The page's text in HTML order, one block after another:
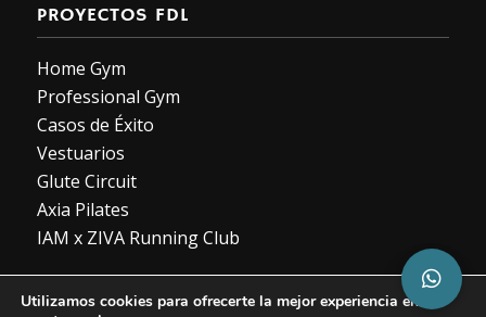
PROYECTOS FDL
Home Gym
Professional Gym
Casos de Éxito
Vestuarios
Glute Circuit
Axia Pilates
IAM x ZIVA Running Club
Utilizamos cookies para ofrecerte la mejor experiencia en